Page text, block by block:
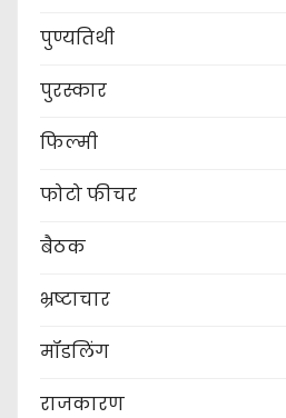
पुण्यतिथी
पुरस्कार
फिल्मी
फोटो फीचर
बैठक
भ्रष्टाचार
मॉडलिंग
राजकारण